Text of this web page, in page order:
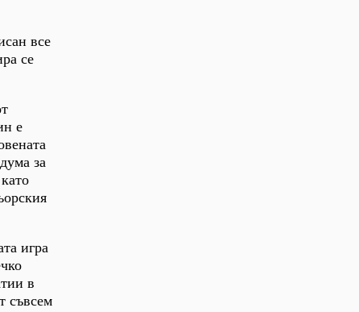
все
се
е
за
игра
в
съвсем